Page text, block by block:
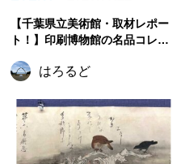
【千葉県立美術館・取材レポー
ト！】印刷博物館の名品コレク
世界
はろるど